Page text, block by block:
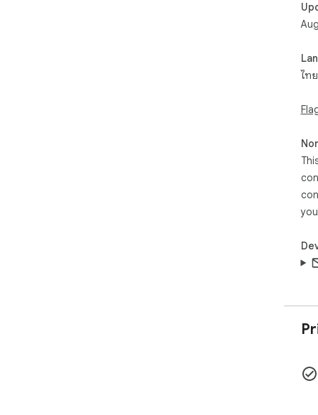
■ เ
ครู
เส
แล้
คะ
คะ
หน้
ส่ว
ใน
ชื่อ
แล
เมื่
■
ไทย